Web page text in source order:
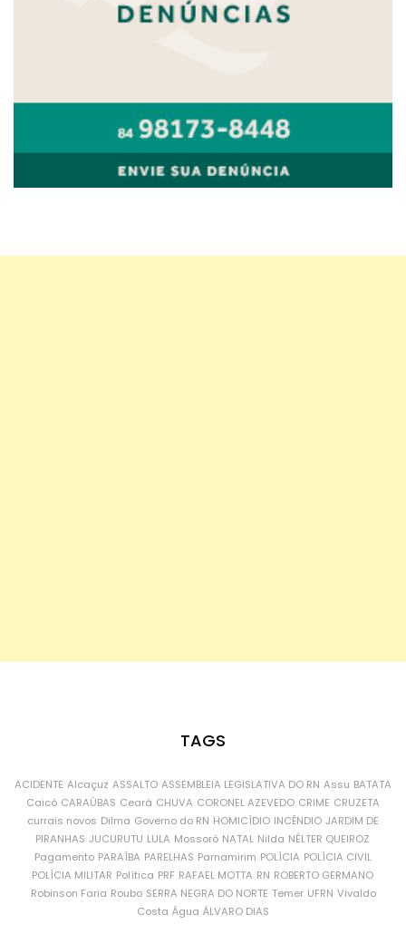
TAGS
ACIDENTE Alcaçuz ASSALTO ASSEMBLEIA LEGISLATIVA DO RN Assu BATATA
Caicó CARAÚBAS Ceará CHUVA CORONEL AZEVEDO CRIME CRUZETA
currais novos Dilma Governo do RN HOMICÍDIO INCÊNDIO JARDIM DE
PIRANHAS JUCURUTU LULA Mossoró NATAL Nilda NÉLTER QUEIROZ
Pagamento PARAÍBA PARELHAS Parnamirim POLÍCIA POLÍCIA CIVIL
POLÍCIA MILITAR Política PRF RAFAEL MOTTA RN ROBERTO GERMANO
Robinson Faria Roubo SERRA NEGRA DO NORTE Temer UFRN Vivaldo
Costa Água ÁLVARO DIAS